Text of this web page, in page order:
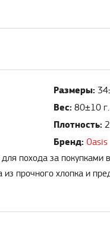
Размеры:
Вес: 80±10 г.
Плотность:
Бренд: Oasis
похода за покупками
прочного хлопка и